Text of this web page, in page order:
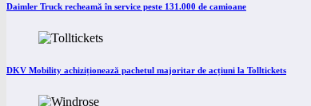
Daimler Truck recheamă în service peste 131.000 de camioane
DKV Mobility achiziționează pachetul majoritar de acțiuni la Tolltickets